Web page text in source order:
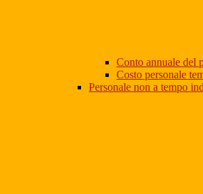
Conto annuale del
Costo personale
Personale non a tempo